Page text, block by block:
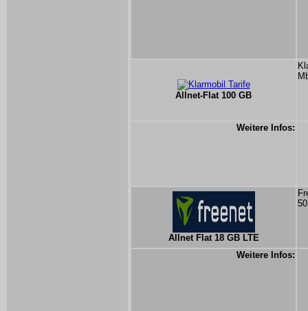
Allnet-Flat 100 GB
Weitere Infos:
Allnet Flat 18 GB LTE
Weitere Infos: